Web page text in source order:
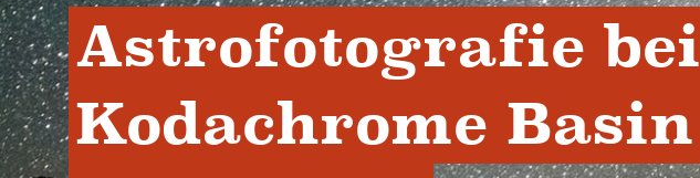
Astrofotografie bei
Kodachrome Basin